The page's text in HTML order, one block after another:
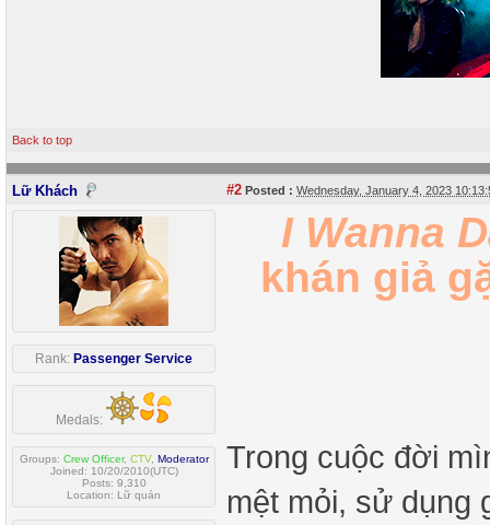
Back to top
Lữ Khách #2 Posted : Wednesday, January 4, 2023
Rank: Passenger Service
Medals:
Groups: Crew Officer, CTV, Moderator
Joined: 10/20/2010(UTC)
Posts: 9,310
Location: Lữ quán
I Wanna
khán giả
Trong cuộc đời
mệt mỏi, sử dụng